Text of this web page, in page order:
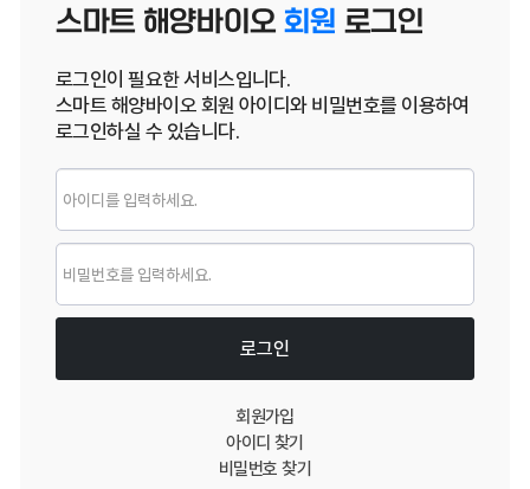
스마트 해양바이오 회원 로그인
로그인이 필요한 서비스입니다.
스마트 해양바이오 회원 아이디와 비밀번호를 이용하여
로그인하실 수 있습니다.
로그인
로그인
회원가입
아이디 찾기
비밀번호 찾기